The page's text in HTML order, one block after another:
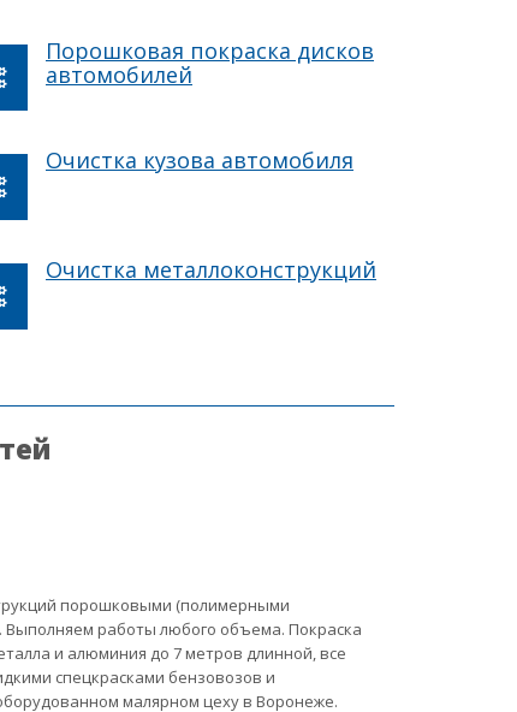
Порошковая покраска дисков
автомобилей
Очистка кузова автомобиля
Очистка металлоконструкций
порошковыми (полимерными
работы любого объема. Покраска
и алюминия до 7 метров длинной, все
спецкрасками бензовозов и
малярном цеху в Воронеже.